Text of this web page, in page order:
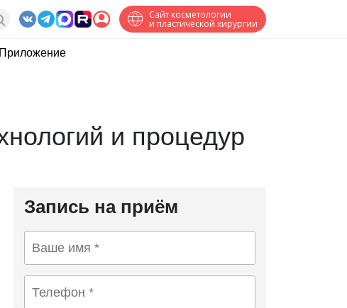
Сайт косметологии
и пластической хирургии
Приложение
и процедур
Запись на приём